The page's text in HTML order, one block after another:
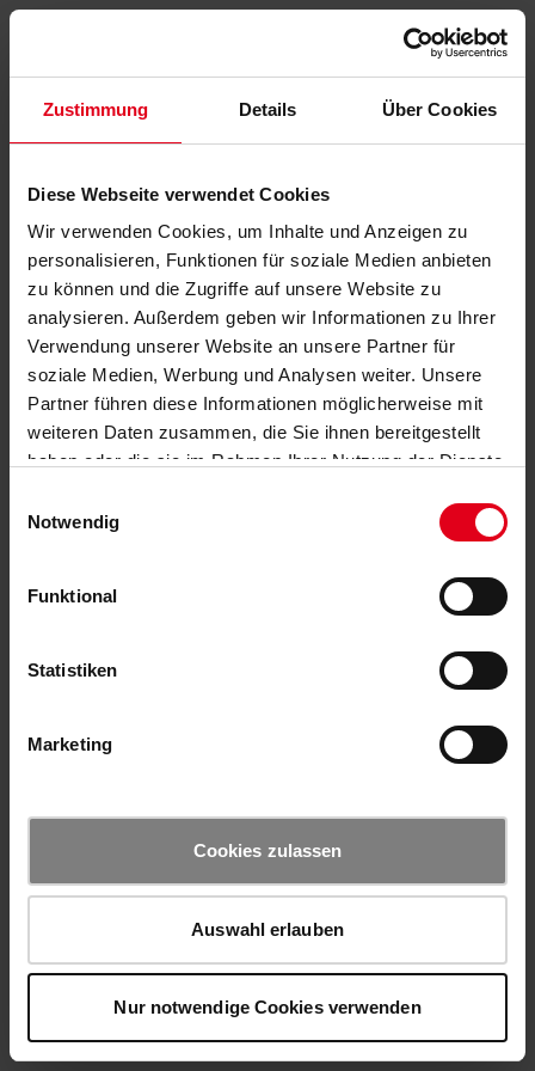
Zustimmung Details Über Cookies
Diese Webseite verwendet Cookies
Wir verwenden Cookies, um Inhalte und Anzeigen zu
personalisieren, Funktionen für soziale Medien anbieten
zu können und die Zugriffe auf unsere Website zu
analysieren. Außerdem geben wir Informationen zu Ihrer
Verwendung unserer Website an unsere Partner für
soziale Medien, Werbung und Analysen weiter. Unsere
Partner führen diese Informationen möglicherweise mit
weiteren Daten zusammen, die Sie ihnen bereitgestellt
haben oder die sie im Rahmen Ihrer Nutzung der Dienste
Notwendig
Funktional
Statistiken
Marketing
Cookies zulassen
Auswahl erlauben
Nur notwendige Cookies verwenden